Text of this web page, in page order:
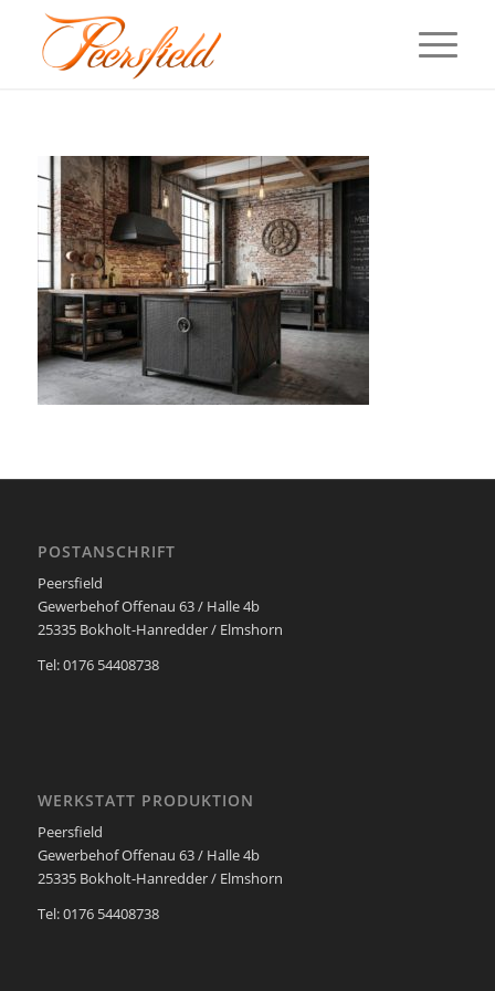
POSTANSCHRIFT
Peersfield
Gewerbehof Offenau 63 / Halle 4b
25335 Bokholt-Hanredder / Elmshorn
Tel: 0176 54408738
WERKSTATT PRODUKTION
Peersfield
Gewerbehof Offenau 63 / Halle 4b
25335 Bokholt-Hanredder / Elmshorn
Tel: 0176 54408738